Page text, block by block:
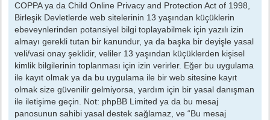
COPPA ya da Child Online Privacy and Protection Act of 1998,
Birleşik Devletlerde web sitelerinin 13 yaşından küçüklerin
ebeveynlerinden potansiyel bilgi toplayabilmek için yazılı izin
almayı gerekli tutan bir kanundur, ya da başka bir deyişle yasal
veli/vasi onay şeklidir, veliler 13 yaşından küçüklerden kişisel
kimlik bilgilerinin toplanması için izin verirler. Eğer bu uygulama
ile kayıt olmak ya da bu uygulama ile bir web sitesine kayıt
olmak size güvenilir gelmiyorsa, yardım için bir yasal danışman
ile iletişime geçin. Not: phpBB Limited ya da bu mesaj
panosunun sahibi yasal destek sağlamaz, ve “Bu mesaj